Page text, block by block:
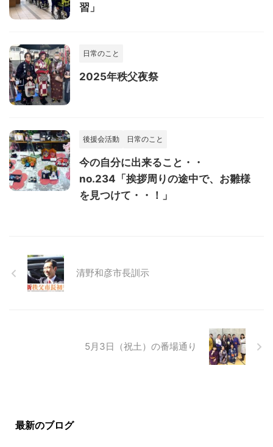
習」
日常のこと
2025年秩父夜祭
後援会活動 日常のこと
今の自分に出来ること・・
no.234「挨拶周りの途中で、お雛様
を見つけて・・！」
清野和彦市長訓示
5月3日（祝土）の番場通り
最新のブログ